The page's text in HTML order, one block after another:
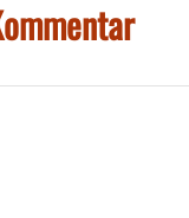
das
freie Zeit in der
unter 08071/